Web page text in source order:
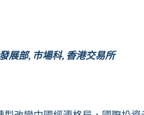
展部, 市場科, 香港交易所